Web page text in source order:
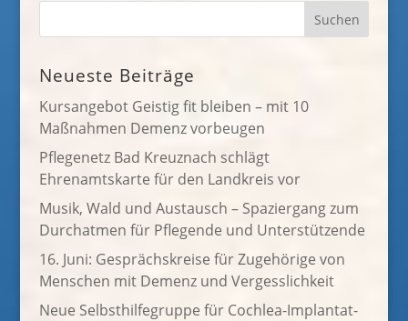
Neueste Beiträge
Kursangebot Geistig fit bleiben – mit 10
Maßnahmen Demenz vorbeugen
Pflegenetz Bad Kreuznach schlägt
Ehrenamtskarte für den Landkreis vor
Musik, Wald und Austausch – Spaziergang zum
Durchatmen für Pflegende und Unterstützende
16. Juni: Gesprächskreise für Zugehörige von
Menschen mit Demenz und Vergesslichkeit
Neue Selbsthilfegruppe für Cochlea-Implantat-